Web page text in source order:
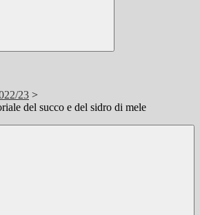
23 >
del succo e del sidro di mele